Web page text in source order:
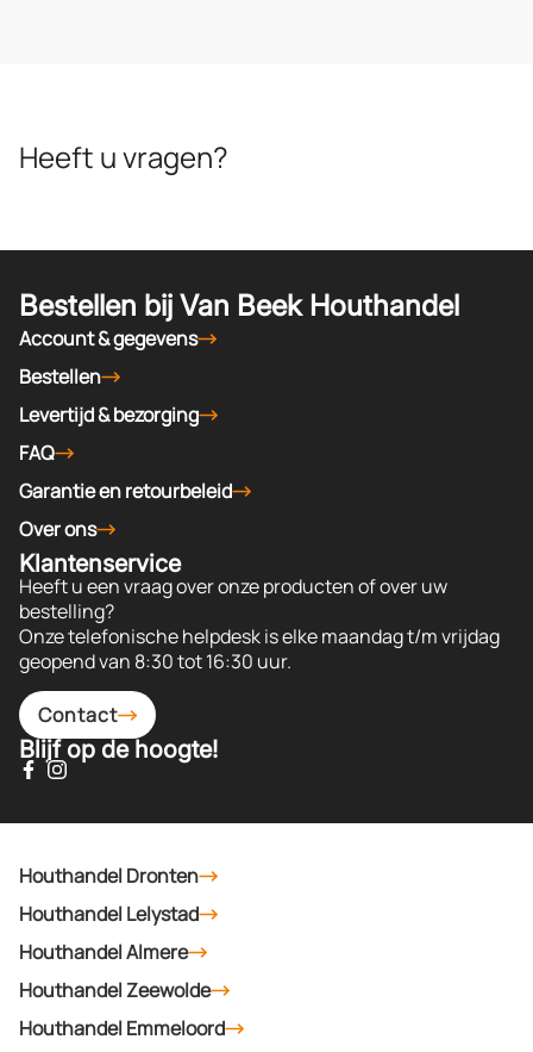
Heeft u vragen?
Bestellen bij Van Beek Houthandel
Account & gegevens
Bestellen
Levertijd & bezorging
FAQ
Garantie en retourbeleid
Over ons
Klantenservice
Heeft u een vraag over onze producten of over uw
bestelling?
Onze telefonische helpdesk is elke maandag t/m vrijdag
geopend van 8:30 tot 16:30 uur.
Contact
Blijf op de hoogte!
Houthandel Dronten
Houthandel Lelystad
Houthandel Almere
Houthandel Zeewolde
Houthandel Emmeloord